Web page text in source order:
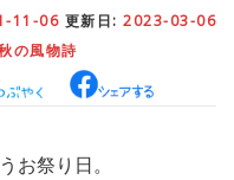
TRAVEL– 旅行
11-06 更新日: 2023-03-06
の風物詩
お祭り日。